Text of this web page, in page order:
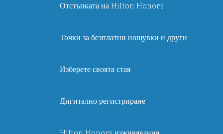
Отстъпката на Hilton Honors
Точки за безплатни нощувки и други
Изберете своята стая
Дигитално регистриране